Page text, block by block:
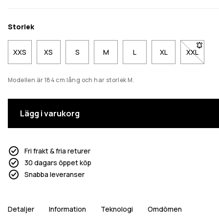
Storlek
XXS XS S M L XL XXL
-
Modellen är 184 cm lång och har storlek M.
Lägg i varukorg
Fri frakt & fria returer
30 dagars öppet köp
Snabba leveranser
Detaljer Information Teknologi Omdömen